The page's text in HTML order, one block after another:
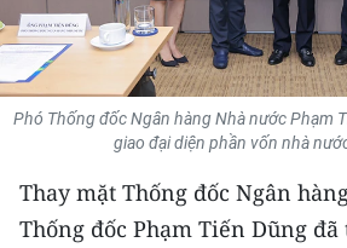
MÔI TRƯỜNG
BẠN ĐỌC
KIỂM CHỨNG THÔNG TIN
TRI THỨC CHUYÊN SÂU
Phó Thống đốc Ngân hàng Nhà nước Phạm
giao đại diện phần vốn nhà
Thay mặt Thống đốc Ngân
Thống đốc Phạm Tiến Dũng